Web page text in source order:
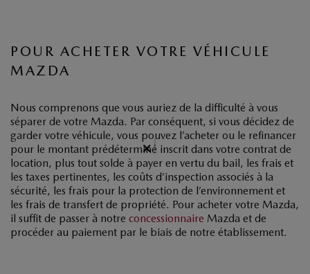
POUR ACHETER VOTRE VÉHICULE
MAZDA
Nous comprenons que vous auriez de la difficulté à vous
séparer de votre Mazda. Par conséquent, si vous décidez de
garder votre véhicule, vous pouvez l’acheter ou le refinancer
pour le montant prédéterminé inscrit dans votre contrat de
location, plus tout solde à payer en vertu du bail, les frais et
les taxes pertinentes, les coûts d’inspection associés à la
sécurité, les frais pour la protection de l’environnement et
les frais de transfert de propriété. Pour acheter votre Mazda,
il suffit de passer à notre concessionnaire Mazda et de
procéder au paiement par le biais de notre établissement.
×